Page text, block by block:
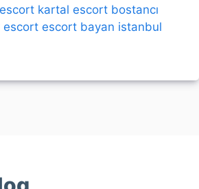
kartal escort bostancı
escort escort bayan istanbul